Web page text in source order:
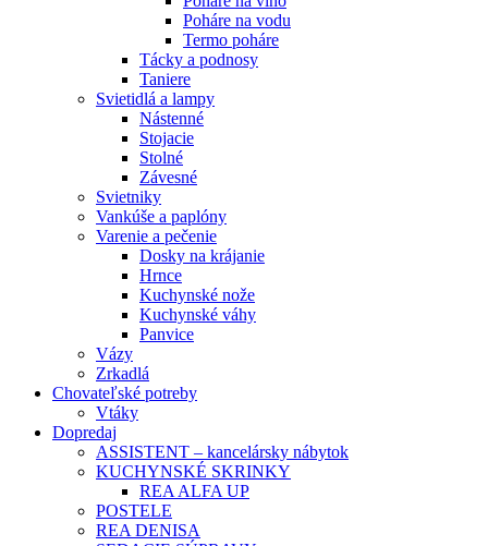
Poháre na vodu
Termo poháre
Tácky a podnosy
Taniere
Svietidlá a lampy
Nástenné
Stojacie
Stolné
Závesné
Svietniky
Vankúše a paplóny
Varenie a pečenie
Dosky na krájanie
Hrnce
Kuchynské nože
Kuchynské váhy
Panvice
Vázy
Zrkadlá
Chovateľské potreby
Vtáky
Dopredaj
ASSISTENT – kancelársky nábytok
KUCHYNSKÉ SKRINKY
REA ALFA UP
POSTELE
REA DENISA